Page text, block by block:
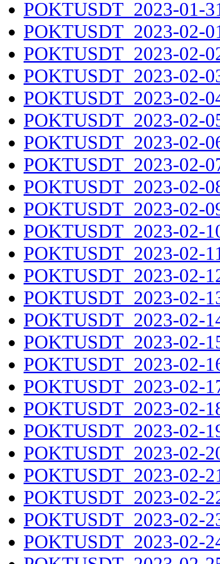
POKTUSDT_2023-01-
POKTUSDT_2023-02-
POKTUSDT_2023-02-
POKTUSDT_2023-02-
POKTUSDT_2023-02-
POKTUSDT_2023-02-
POKTUSDT_2023-02-
POKTUSDT_2023-02-
POKTUSDT_2023-02-
POKTUSDT_2023-02-
POKTUSDT_2023-02-
POKTUSDT_2023-02-
POKTUSDT_2023-02-
POKTUSDT_2023-02-
POKTUSDT_2023-02-
POKTUSDT_2023-02-
POKTUSDT_2023-02-
POKTUSDT_2023-02-
POKTUSDT_2023-02-
POKTUSDT_2023-02-
POKTUSDT_2023-02-
POKTUSDT_2023-02-
POKTUSDT_2023-02-
POKTUSDT_2023-02-
POKTUSDT_2023-02-